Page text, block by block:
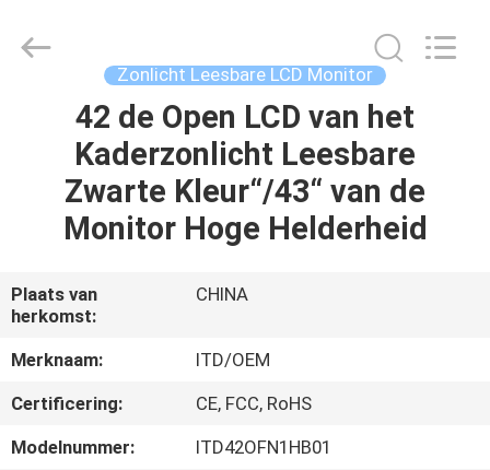
PRODUCTEN
ONGEVEER
ONS
FABRIEKSREIS
Equipment
Zonlicht Leesbare LCD Monitor
42 de Open LCD van het
Kaderzonlicht Leesbare
Zwarte Kleur“/43“ van de
Monitor Hoge Helderheid
Plaats van
herkomst:
CHINA
Merknaam:
ITD/OEM
Certificering:
CE, FCC, RoHS
Modelnummer:
ITD42OFN1HB01